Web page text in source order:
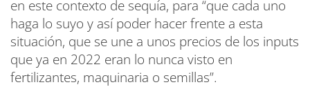
en este contexto de sequía, para “que cada uno
haga lo suyo y así poder hacer frente a esta
situación, que se une a unos precios de los inputs
que ya en 2022 eran lo nunca visto en
fertilizantes, maquinaria o semillas”.